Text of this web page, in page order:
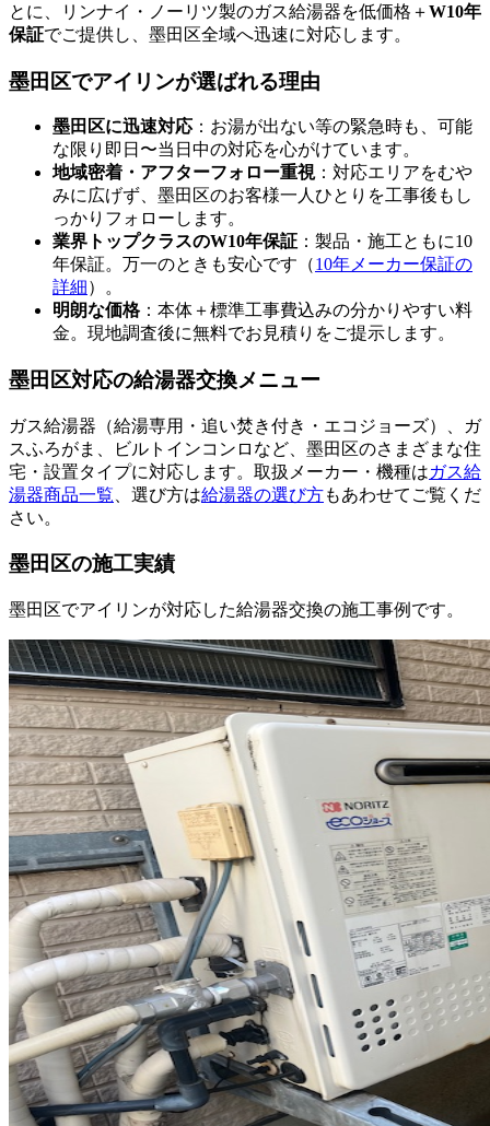
とに、リンナイ・ノーリツ製のガス給湯器を低価格＋W10年
保証でご提供し、 墨田区全域へ迅速に対応します。
墨田区でアイリンが選ばれる理由
墨田区に迅速対応 ：お湯が出ない等の緊急時も、可能
な限り即日〜当日中の対応を心がけています。
地域密着・アフターフォロー重視：対応エリアをむや
みに広げず、 墨田区のお客様一人ひとりを工事後もし
っかりフォローします。
業界トップクラスのW10年保証 ：製品・施工ともに10
年保証。万一のときも安心です（10年メーカー保証の
詳細）。
明朗な価格：本体＋標準工事費込みの分かりやすい料
金。現地調査後に無料でお見積りをご提示します。
墨田区対応の給湯器交換メニュー
ガス給湯器（給湯専用・追い焚き付き・エコジョーズ）、ガ
スふろがま、ビルトインコンロなど、 墨田区のさまざまな住
宅・設置タイプに対応します。取扱メーカー・機種はガス給
湯器商品一覧 、選び方は給湯器の選び方もあわせてご覧くだ
さい。
墨田区の施工実績
墨田区でアイリンが対応した給湯器交換の施工事例です。